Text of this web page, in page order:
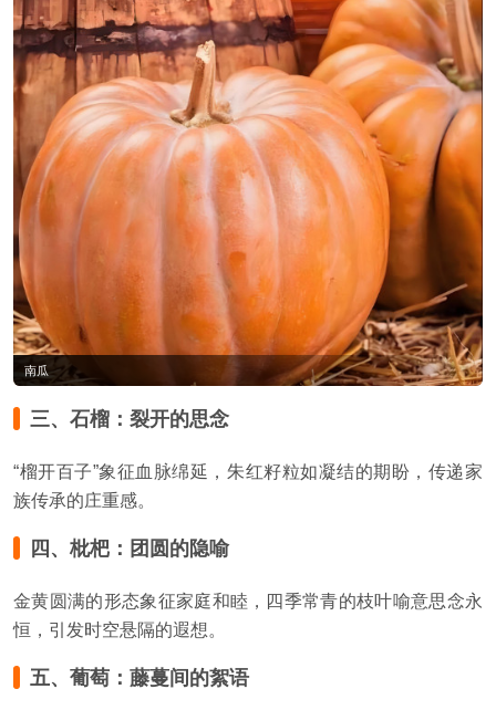
南瓜
三、石榴：裂开的思念
“榴开百子”象征血脉绵延，朱红籽粒如凝结的期盼，传递家
族传承的庄重感。
四、枇杷：团圆的隐喻
金黄圆满的形态象征家庭和睦，四季常青的枝叶喻意思念永
恒，引发时空悬隔的遐想。
五、葡萄：藤蔓间的絮语